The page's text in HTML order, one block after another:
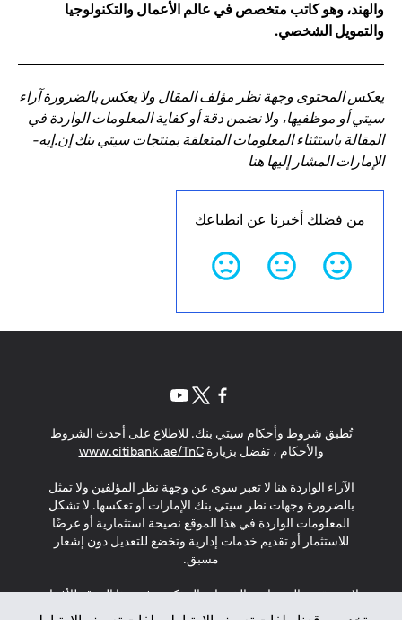
والهند، وهو كاتب متخصص في عالم الأعمال والتكنولوجيا
والتمويل الشخصي.
يعكس المحتوى وجهة نظر مؤلف المقال ولا يعكس بالضرورة آراء
سيتي أو موظفيها، ولا نضمن دقة أو كفاية المعلومات الواردة في
المقالة باستثناء المعلومات المتعلقة بمنتجات سيتي بنك إن.إيه-
الإمارات المشار إليها هنا
من فضلك أخبرنا عن انطباعك
تُطبق شروط وأحكام سيتي بنك. للاطلاع على أحدث الشروط
والأحكام ، تفضل بزيارةwww.citibank.ae/TnC
(opens in a new tab)
الآراء الواردة هنا لا تعبر سوى عن وجهة نظر المؤلفين ولا تمثل
بالضرورة وجهات نظر سيتي بنك الإمارات أو تعكسها. لا تشكل
المعلومات الواردة في هذا الموقع نصيحة استثمارية أو عرضًا
للاستثمار أو تقديم خدمات إدارية وتخضع للتعديل دون إشعار
مسبق.
لا يتم تقديم المنتجات والخدمات المذكورة في هذا الموقع للأفراد
المقيمين في الاتحاد الأوروبي أو المنطقة الاقتصادية الأوروبية أو